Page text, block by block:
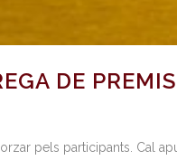
DE
pels participants. Cal